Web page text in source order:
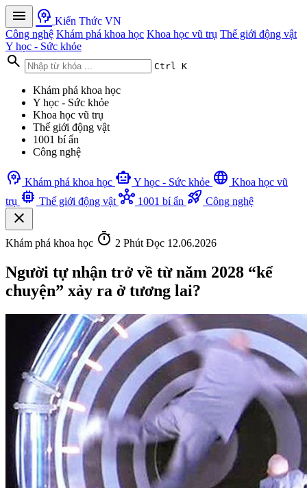
menu psychology Kiến Thức VN
Công nghệ Khám phá khoa học Khoa học vũ trụ Thế giới động vật
Y học - Sức khỏe
search Ctrl K
Khám phá khoa học
Y học - Sức khỏe
Khoa học vũ trụ
Thế giới động vật
1001 bí ẩn
Công nghệ
psychology Khám phá khoa học smart_toy Y học - Sức khỏe language Khoa học vũ
trụ memory Thế giới động vật hub 1001 bí ẩn rocket_launch Công nghệ
close
Khám phá khoa học timer 2 Phút Đọc 12.06.2026
Người tự nhận trở về từ năm 2028 “kể
chuyện” xảy ra ở tương lai?